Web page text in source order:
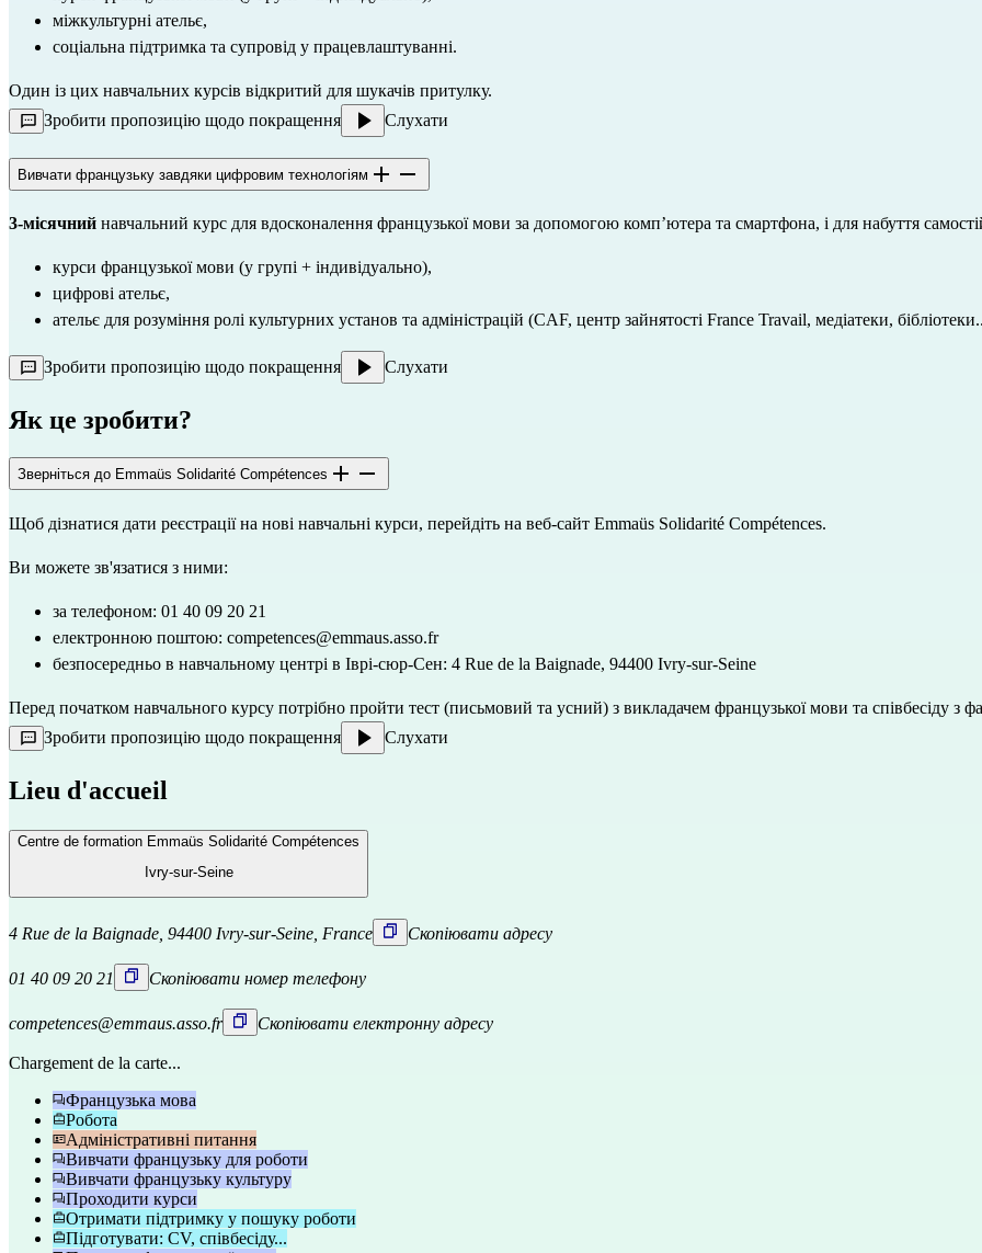
міжкультурні ательє,
соціальна підтримка та супровід у працевлаштуванні.
Один із цих навчальних курсів відкритий для шукачів притулку.
Зробити пропозицію щодо покращення
Слухати
Вивчати французьку завдяки цифровим технологіям
3-місячний навчальний курс для вдосконалення французької мови за допомогою комп’ютера та смартфона, і для набуття
курси французької мови (у групі + індивідуально),
цифрові ательє,
ательє для розуміння ролі культурних установ та адміністрацій (CAF, центр зайнятості France Travail, медіатеки,
Зробити пропозицію щодо покращення Слухати
Як це зробити?
Зверніться до Emmaüs Solidarité Compétences
Щоб дізнатися дати реєстрації на нові навчальні курси, перейдіть на веб-сайт Emmaüs Solidarité Compétences.
Ви можете зв'язатися з ними:
за телефоном: 01 40 09 20 21
електронною поштою: competences@emmaus.asso.fr
безпосередньо в навчальному центрі в Іврі-сюр-Сен: 4 Rue de la Baignade, 94400 Ivry-sur-Seine
Перед початком навчального курсу потрібно пройти тест (письмовий та усний) з викладачем французької мови та співбесіду з
Зробити пропозицію щодо покращення
Слухати
Lieu d'accueil
Centre de formation Emmaüs Solidarité Compétences
Ivry-sur-Seine
4 Rue de la Baignade, 94400 Ivry-sur-Seine, France Скопіювати адресу
01 40 09 20 21 Скопіювати номер телефону
competences@emmaus.asso.fr Скопіювати електронну адресу
Chargement de la carte...
Французька мова
Робота
Адміністративні питання
Вивчати французьку для роботи
Вивчати французьку культуру
Проходити курси
Отримати підтримку у пошуку роботи
Підготувати: CV, співбесіду...